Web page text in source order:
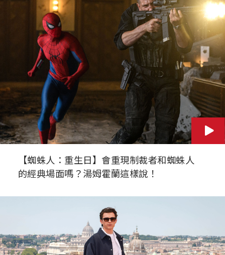
【蜘蛛人：重生日】會重現制裁者和蜘蛛人
的經典場面嗎？湯姆霍蘭這樣說！